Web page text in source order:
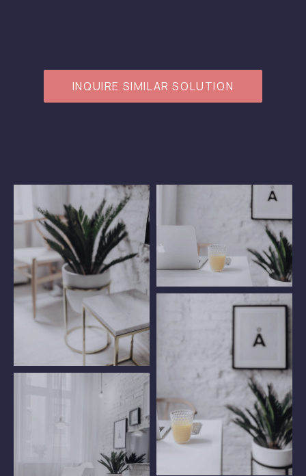
INQUIRE SIMILAR SOLUTION
Flower
Workroom Table